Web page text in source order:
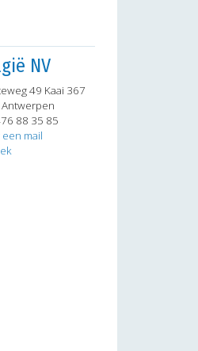
NV
49 Kaai 367
88 35 85
mail